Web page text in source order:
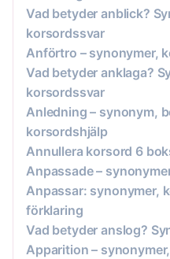
Vad betyder anblick?
korsordssvar
Anförtro – synonymer,
Vad betyder anklaga?
korsordssvar
Anledning – synonym,
korsordshjälp
Annullera korsord 6
Anpassade –
Anpassar: synonymer,
förklaring
Vad betyder anslog?
Apparition –